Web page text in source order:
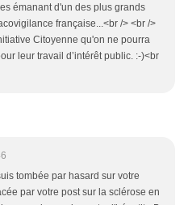
émanant d'un des plus grands
française...<br /> <br />
Citoyenne qu'on ne pourra
leur travail d’intérêt public. :-)<br
tombée par hasard sur votre
par votre post sur la sclérose en